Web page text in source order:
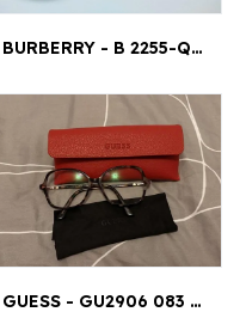
BURBERRY - B 2255-Q 51¤18
GUESS - GU2906 083 55□15 140 55 M¤15 MM